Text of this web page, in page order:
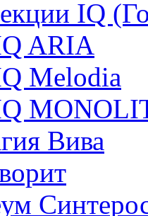
IQ
ARIA
Melodia
Вива